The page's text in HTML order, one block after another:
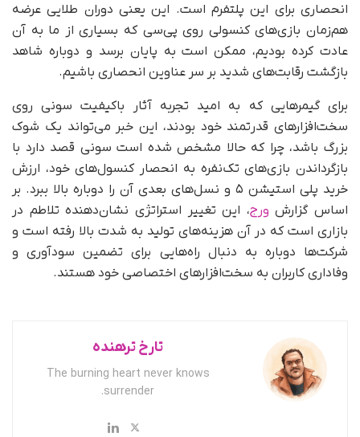
انحصاری برای این پلتفرم است. این یعنی دوران طلایی عرضه
هم‌زمان بازی‌های کنسولی روی پی‌سی که بسیاری از ما به آن
عادت کرده بودیم، ممکن است به پایان برسد و دوباره شاهد
بازگشت رقابت‌های شدید بر سر عناوین انحصاری باشیم.
برای گیمرهایی که به امید تجربه آثار باکیفیت سونی روی
سخت‌افزارهای قدرتمند خود بودند، این خبر می‌تواند یک شوک
بزرگ باشد، چرا که حالا مشخص شده است سونی قصد دارد با
بازگرداندن بازی‌های تک‌نفره به انحصار کنسول‌های خود، ارزش
خرید پلی استیشن ۵ و نسل‌های بعدی آن را دوباره بالا ببرد. بر
اساس گزارش ورج، این تغییر استراتژی نشان‌دهنده تلاطم در
بازاری است که در آن هزینه‌های تولید به شدت بالا رفته است و
شرکت‌ها دوباره به دنبال راه‌هایی برای تضمین سودآوری و
وفاداری کاربران به سخت‌افزارهای اختصاصی خود هستند.
تارخ ترهنده
The burning heart never knows
surrender.